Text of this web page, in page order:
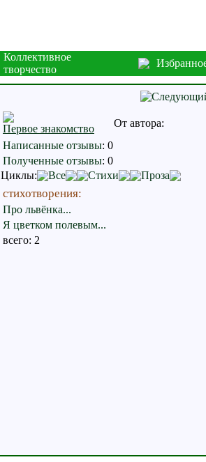
Коллективное
творчество
Первое знакомство
От автора:
Написанные отзывы: 0
Полученные отзывы: 0
Циклы:
Все Стихи Проза
стихотворения:
Про львёнка...
Я цветком полевым...
всего: 2